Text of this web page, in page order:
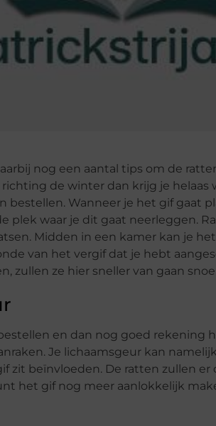
nog een aantal tips om de
de winter dan krijg je
bestellen. Wanneer je het gif gaat
plek waar je dit gaat neerleggen.
Midden in een kamer kan je
van het vergif dat je hebt
zullen ze hier sneller van gaan
en dan nog goed rekening
Je lichaamsgeur kan
zit beïnvloeden. De ratten zullen
het gif nog meer aanlokkelijk